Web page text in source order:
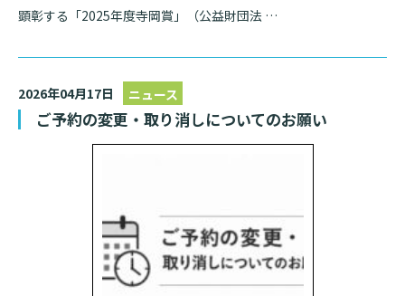
顕彰する「2025年度寺岡賞」（公益財団法 …
2026年04月17日 ニュース
ご予約の変更・取り消しについてのお願い